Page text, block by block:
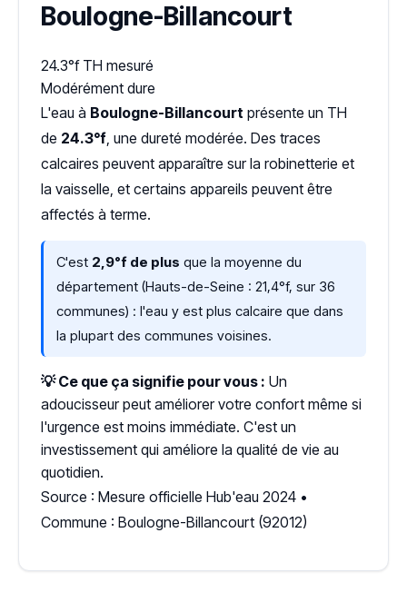
Boulogne-Billancourt
24.3°f TH mesuré
Modérément dure
L'eau à Boulogne-Billancourt présente un TH
de 24.3°f, une dureté modérée. Des traces
calcaires peuvent apparaître sur la robinetterie et
la vaisselle, et certains appareils peuvent être
affectés à terme.
C'est 2,9°f de plus que la moyenne du
département (Hauts-de-Seine : 21,4°f, sur 36
communes) : l'eau y est plus calcaire que dans
la plupart des communes voisines.
💡 Ce que ça signifie pour vous : Un
adoucisseur peut améliorer votre confort même si
l'urgence est moins immédiate. C'est un
investissement qui améliore la qualité de vie au
quotidien.
Source : Mesure officielle Hub'eau 2024 •
Commune : Boulogne-Billancourt (92012)